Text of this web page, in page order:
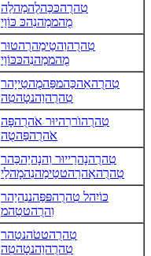
טִהרֻהכּכַּהלֻהמַהלַה
מֻהממַהנִהכּ כּוֹוַי
טִהרֻהוִהטַימַהרֻהטוּר
מֻהממַהנִהכּכּוֹוַי
טִהרֻהאֵהכַּהמפַּהמֻהטַייָהר
טִהרֻהוַהנטָהטִה
טִהרֻהוֺררִהיוּר אֹהרֻהפָּה
אֹהרֻהפַּהטֻה
טִהרֻהנָהרַייוּר וִהנָהיַהכַּהר
טִהרֻהאִהרַהטטַימַהנִהמָהלַי
כּוֹיִהל טִהרֻהפּפַּהננִהיַהר
וִהרֻהטטַהמ
טִהרֻהטטֹהנטַהר
טִהרֻהוַהנטָהטִה